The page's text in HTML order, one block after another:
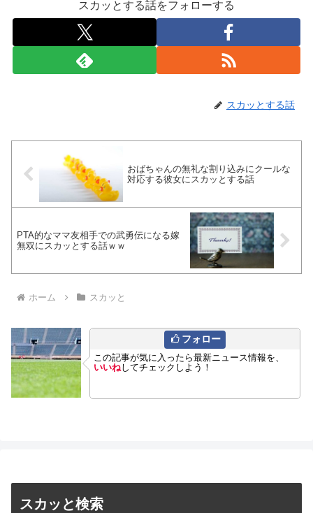
スカッとする話をフォローする
スカッとする話
おばちゃんの無礼な割り込みにクールな
対応する彼女にスカッとする話
PTA的なママ友相手での武勇伝になる嫁
無双にスカッとする話ｗｗ
ホーム スカッと
フォロー
この記事が気に入ったら最新ニュース情報を、
いいねしてチェックしよう！
スカッと検索